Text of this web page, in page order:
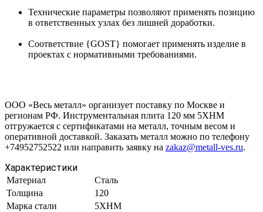
Технические параметры позволяют применять позицию
в ответственных узлах без лишней доработки.
Соответствие {GOST} помогает применять изделие в
проектах с нормативными требованиями.
ООО «Весь металл» организует поставку по Москве и
регионам РФ. Инструментальная плита 120 мм 5ХНМ
отгружается с сертификатами на металл, точным весом и
оперативной доставкой. Заказать металл можно по телефону
+74952752522 или направить заявку на zakaz@metall-ves.ru.
Характеристики
Материал
Сталь
Толщина
120
Марка стали
5ХНМ